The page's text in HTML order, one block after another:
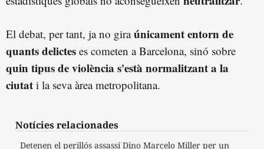
El debat, per tant, ja no giraúnicament entorn de
quants delictes es cometen a Barcelona, sinó sobre
quin tipus de violència s'està normalitzant a la
ciutat i la seva àrea metropolitana.
Notícies relacionades
Detenen el perillós assassí Dino Marcelo Miller per un